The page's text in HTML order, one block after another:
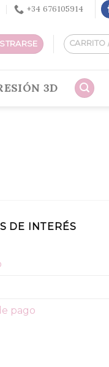
+34 676105914
CARRITO
3D
DE INTERÉS
pago